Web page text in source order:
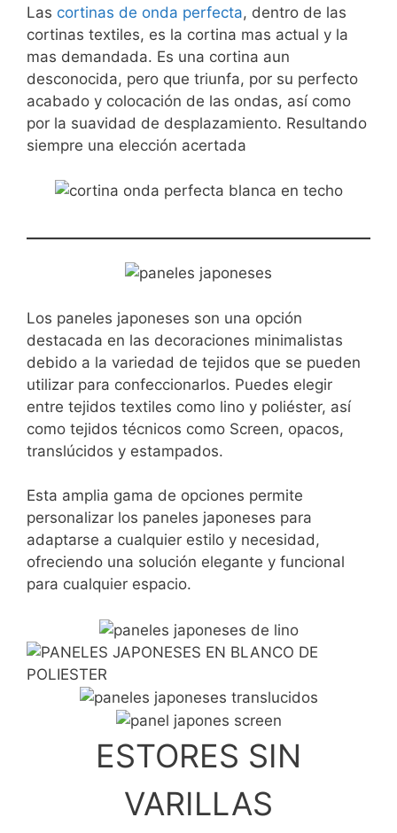
Las cortinas de onda perfecta, dentro de las
cortinas textiles, es la cortina mas actual y la
mas demandada. Es una cortina aun
desconocida, pero que triunfa, por su perfecto
acabado y colocación de las ondas, así como
por la suavidad de desplazamiento. Resultando
siempre una elección acertada
Los paneles japoneses son una opción
destacada en las decoraciones minimalistas
debido a la variedad de tejidos que se pueden
utilizar para confeccionarlos. Puedes elegir
entre tejidos textiles como lino y poliéster, así
como tejidos técnicos como Screen, opacos,
translúcidos y estampados.
Esta amplia gama de opciones permite
personalizar los paneles japoneses para
adaptarse a cualquier estilo y necesidad,
ofreciendo una solución elegante y funcional
para cualquier espacio.
ESTORES SIN
VARILLAS